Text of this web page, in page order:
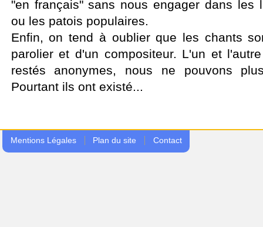
"en français" sans nous engager dans les
ou les patois populaires.
Enfin, on tend à oublier que les chants
parolier et d'un compositeur. L'un et
restés anonymes, nous ne pouvons
Pourtant ils ont existé...
Mentions Légales Plan du site Contact